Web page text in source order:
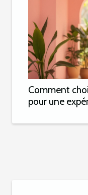
Comment
pour une